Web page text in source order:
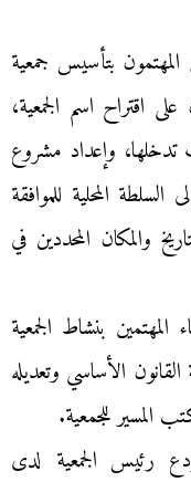
بتأسيس جمعية
اقتراح اسم الجمعية،
تدخلها، وإعداد مشروع
المحلية للموافقة
والمكان المحددين في
بنشاط الجمعية
الأساسي وتعديله
المسير للجمعية.
رئيس الجمعية لدى